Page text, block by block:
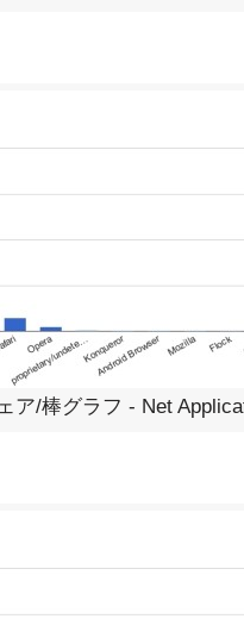
ア/棒グラフ - Net